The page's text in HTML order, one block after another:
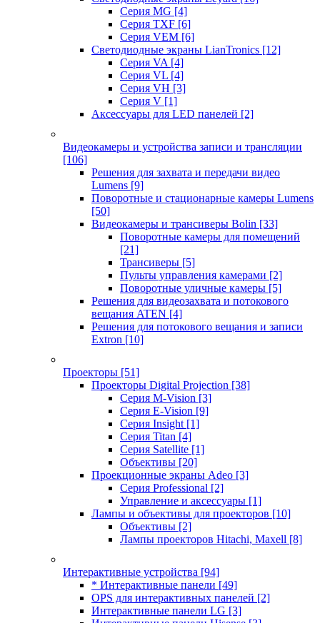
Серия MG [4]
Серия TXF [6]
Серия VEM [6]
Светодиодные экраны LianTronics [12]
Серия VA [4]
Серия VL [4]
Серия VH [3]
Серия V [1]
Аксессуары для LED панелей [2]
Видеокамеры и устройства записи и трансляции
[106]
Решения для захвата и передачи видео
Lumens [9]
Поворотные и стационарные камеры Lumens
[50]
Видеокамеры и трансиверы Bolin [33]
Поворотные камеры для помещений
[21]
Трансиверы [5]
Пульты управления камерами [2]
Поворотные уличные камеры [5]
Решения для видеозахвата и потокового
вещания ATEN [4]
Решения для потокового вещания и записи
Extron [10]
Проекторы [51]
Проекторы Digital Projection [38]
Серия M-Vision [3]
Серия E-Vision [9]
Серия Insight [1]
Серия Titan [4]
Серия Satellite [1]
Объективы [20]
Проекционные экраны Adeo [3]
Серия Professional [2]
Управление и аксессуары [1]
Лампы и объективы для проекторов [10]
Объективы [2]
Лампы проекторов Hitachi, Maxell [8]
Интерактивные устройства [94]
* Интерактивные панели [49]
OPS для интерактивных панелей [2]
Интерактивные панели LG [3]